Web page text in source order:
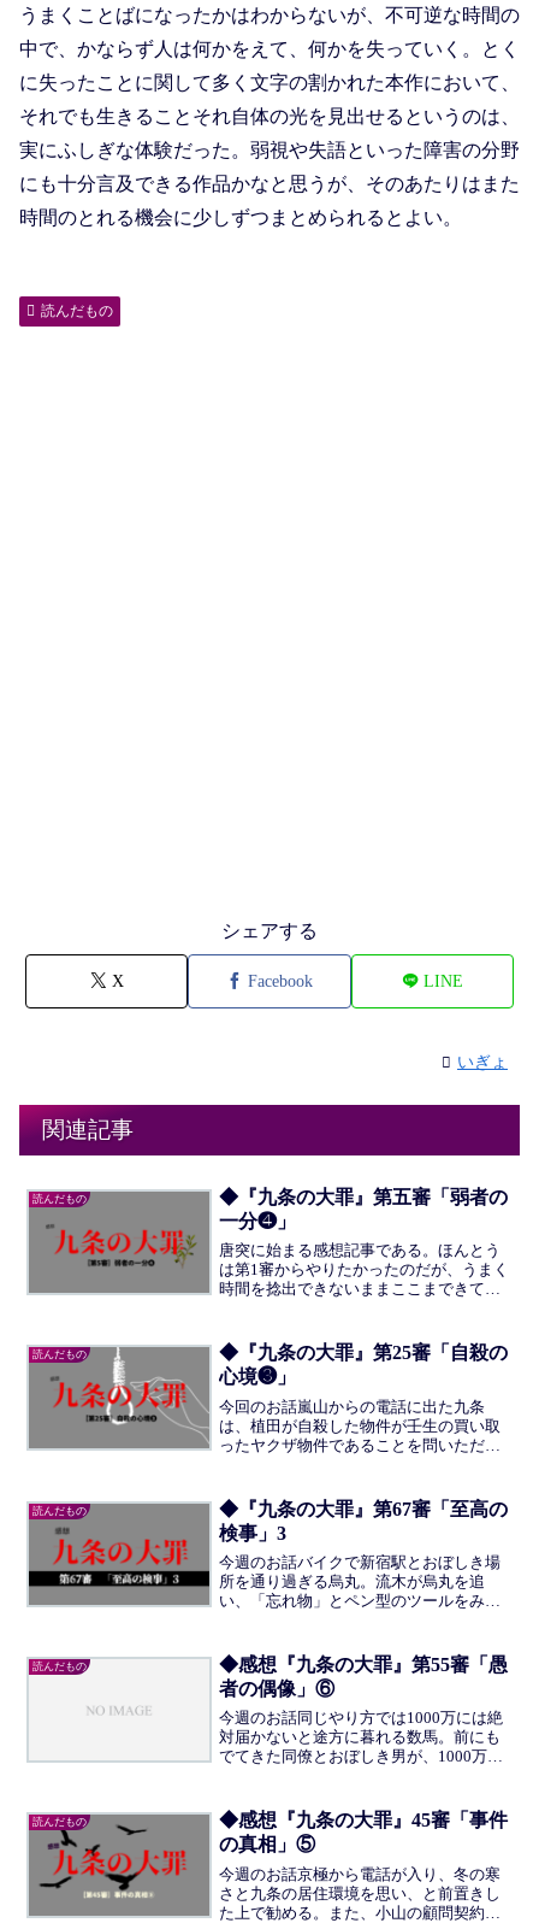
うまくことばになったかはわからないが、不可逆な時間の
中で、かならず人は何かをえて、何かを失っていく。とく
に失ったことに関して多く文字の割かれた本作において、
それでも生きることそれ自体の光を見出せるというのは、
実にふしぎな体験だった。弱視や失語といった障害の分野
にも十分言及できる作品かなと思うが、そのあたりはまた
時間のとれる機会に少しずつまとめられるとよい。
読んだもの
シェアする
X Facebook LINE
いぎょ
関連記事
読んだもの
◆『九条の大罪』第五審「弱者の
一分❹」
唐突に始まる感想記事である。ほんとう
は第1審からやりたかったのだが、うまく
時間を捻出できないままここまできてし
聡太は、薬物を隠したお菓子の袋を持っ
て移動している最中に...
読んだもの
◆『九条の大罪』第25審「自殺の
心境❸」
今回のお話嵐山からの電話に出た九条
は、植田が自殺した物件が壬生の買い取
ったヤクザ物件であることを問いただ
返す。しかし嵐山は納得いかないよう
で、一般市民を自殺に追い込み、...
読んだもの
◆『九条の大罪』第67審「至高の
検事」3
今週のお話バイクで新宿駅とおぼしき場
所を通り過ぎる烏丸。流木が烏丸を追
い、「忘れ物」とペン型のツールをみせ
る。烏丸は礼を伝え、警視庁に赴くのだ
った。取調室では早速、嵐山...
読んだもの
◆感想『九条の大罪』第55審「愚
者の偶像」⑥
今週のお話同じやり方では1000万には絶
対届かないと途方に暮れる数馬。前にも
でてきた同僚とおぼしき男が、1000万と
り言の大きい中年のおじさんが歩いてい
るのを見かけた同...
読んだもの
◆感想『九条の大罪』45審「事件
の真相」⑤
今週のお話京極から電話が入り、冬の寒
さと九条の居住環境を思い、と前置きし
た上で勧める。また、小山の顧問契約も